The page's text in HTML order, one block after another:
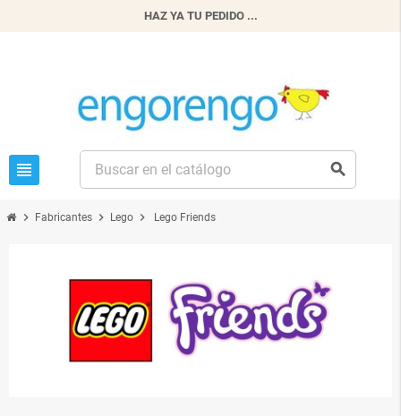
HAZ YA TU PEDIDO ...
view_headline search
chevron_right Fabricantes chevron_right Lego chevron_right Lego Friends